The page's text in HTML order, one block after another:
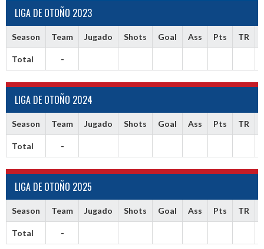
LIGA DE OTOÑO 2023
Season Team Jugado Shots Goal Ass Pts TR
Total -
LIGA DE OTOÑO 2024
Season Team Jugado Shots Goal Ass Pts TR
Total -
LIGA DE OTOÑO 2025
Season Team Jugado Shots Goal Ass Pts TR
Total -